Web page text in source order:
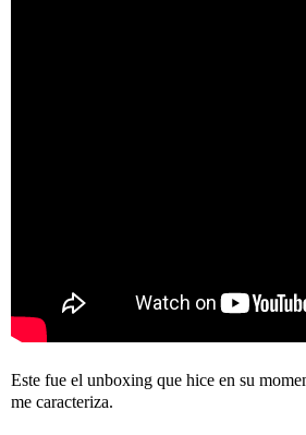
Este fue el unboxing que hice en su
me caracteriza.